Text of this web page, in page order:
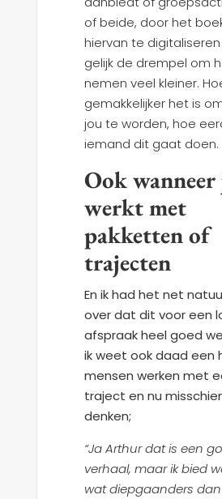
of beide, door het
hiervan te
gelijk de drempel om
nemen veel kleiner.
gemakkelijker het is
jou te worden, hoe
iemand dit gaat doen.
Ook wanneer
werkt met
pakketten of
trajecten
En ik had het net
over dat dit voor een
afspraak heel goed
ik weet ook daad een
mensen werken met
traject en nu
denken;
“Ja Arthur dat is een
verhaal, maar ik bied
wat diepgaanders